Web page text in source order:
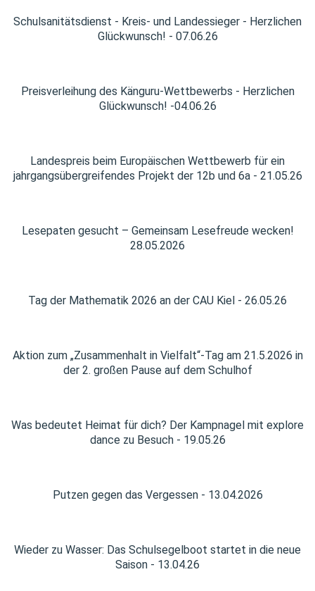
Schulsanitätsdienst - Kreis- und Landessieger - Herzlichen
Glückwunsch! - 07.06.26
Preisverleihung des Känguru-Wettbewerbs - Herzlichen
Glückwunsch! -04.06.26
Landespreis beim Europäischen Wettbewerb für ein
jahrgangsübergreifendes Projekt der 12b und 6a - 21.05.26
Lesepaten gesucht – Gemeinsam Lesefreude wecken!
28.05.2026
Tag der Mathematik 2026 an der CAU Kiel - 26.05.26
Aktion zum „Zusammenhalt in Vielfalt“-Tag am 21.5.2026 in
der 2. großen Pause auf dem Schulhof
Was bedeutet Heimat für dich? Der Kampnagel mit explore
dance zu Besuch - 19.05.26
Putzen gegen das Vergessen - 13.04.2026
Wieder zu Wasser: Das Schulsegelboot startet in die neue
Saison - 13.04.26